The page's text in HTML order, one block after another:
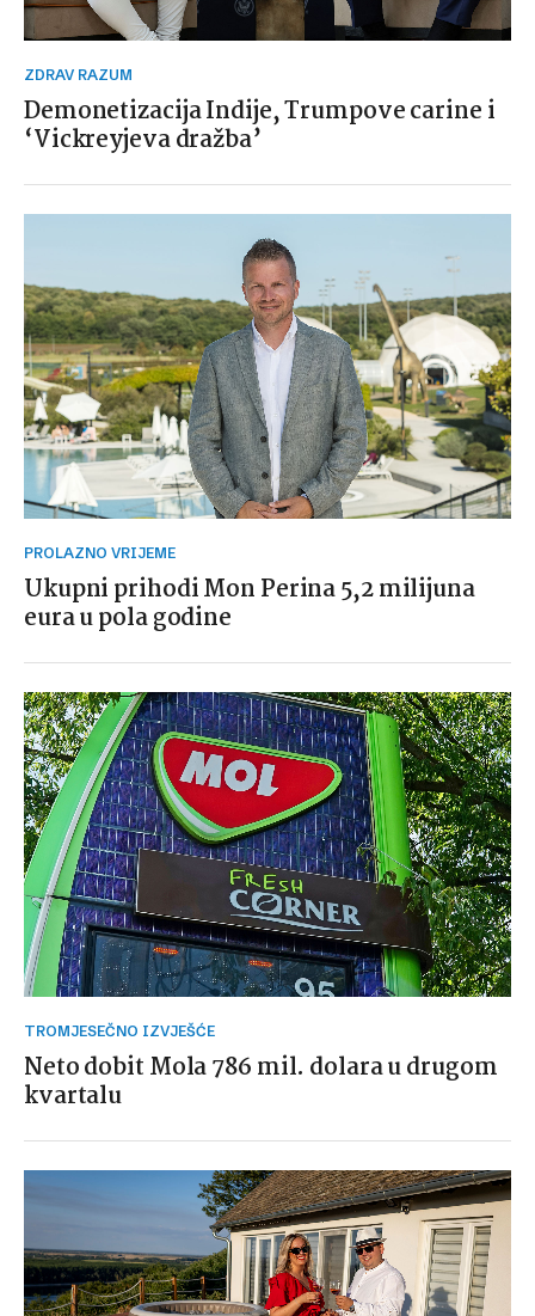
ZDRAV RAZUM
Demonetizacija Indije, Trumpove carine i
‘Vickreyjeva dražba’
PROLAZNO VRIJEME
Ukupni prihodi Mon Perina 5,2 milijuna
eura u pola godine
TROMJESEČNO IZVJEŠĆE
Neto dobit Mola 786 mil. dolara u drugom
kvartalu